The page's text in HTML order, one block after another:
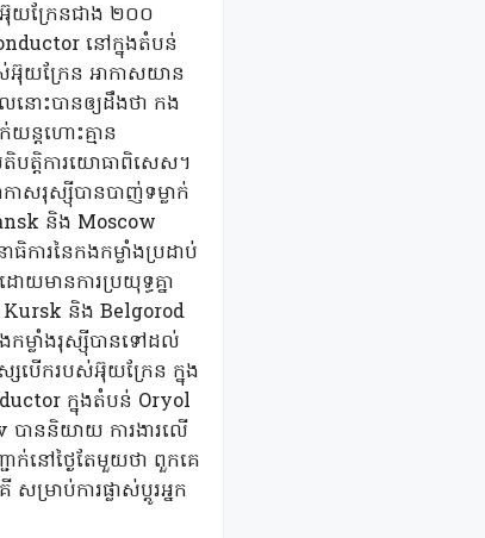
អ៊ុយក្រែនជាង ២០០
នៅក្នុងតំបន់
ស់អ៊ុយក្រែន អាកាសយាន
នោះបានឲ្យដឹងថា កង
ន្តហោះគ្មាន
បត្តិការយោធាពិសេស។
សរុស្ស៊ីបានបាញ់ទម្លាក់
និង Moscow
ារនៃកងកម្លាំងប្រដាប់
មានការប្រយុទ្ធគ្នា
Kursk និង Belgorod
ម្លាំងរុស្ស៊ីបានទៅដល់
សបើករបស់អ៊ុយក្រែន ក្នុង
ក្នុងតំបន់ Oryol
ាននិយាយ ការងារលើ
ក់នៅថ្ងៃតែមួយថា ពួកគេ
ាប់ការផ្លាស់ប្តូរអ្នក